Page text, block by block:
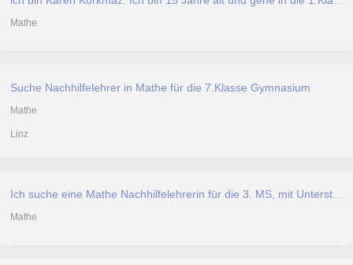
Mathe
Suche Nachhilfelehrer in Mathe für die 7.Klasse Gymnasium
Mathe
Linz
Mathe